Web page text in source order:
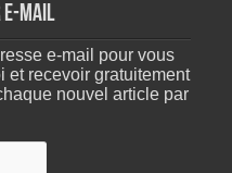
e-mail
e-mail pour vous
et recevoir gratuitement
nouvel article par